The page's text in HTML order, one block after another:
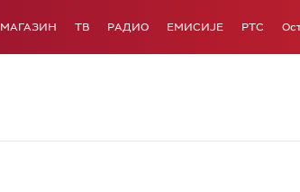
МАГАЗИН ТВ РАДИО ЕМИСИЈЕ РТС